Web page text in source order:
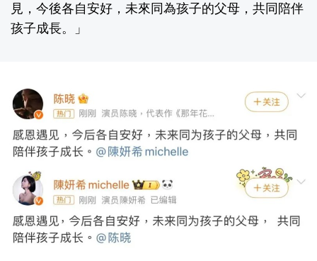
見，今後各自安好，未來同為孩子的父母，共同陪伴
孩子成長。」